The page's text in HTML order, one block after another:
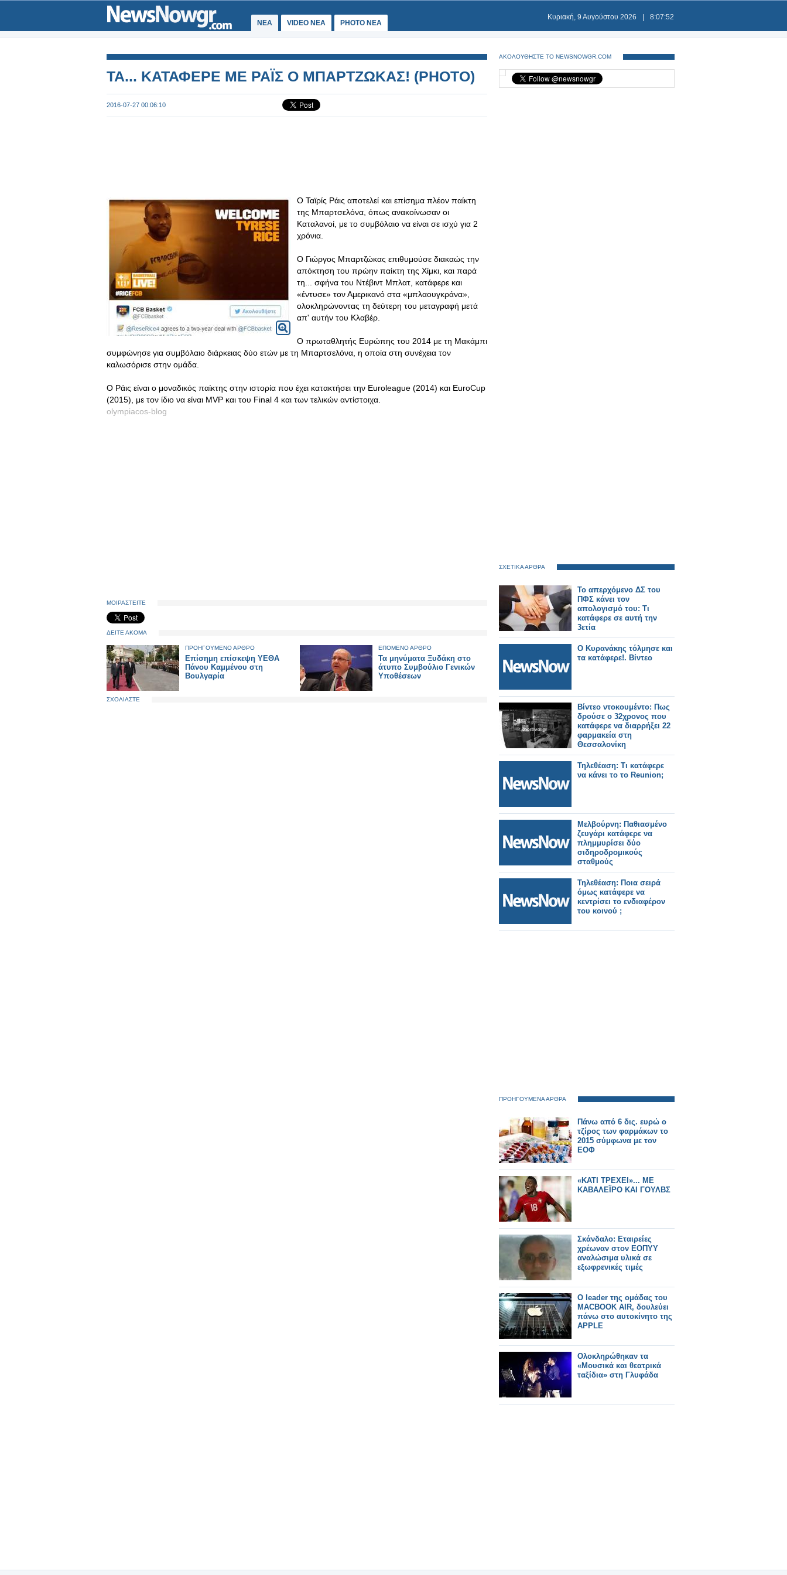
ΝΕΑ VIDEO NEA PHOTO NEA
Κυριακή, 9 Αυγούστου 2026 8:07:52
ΤΑ... ΚΑΤΑΦΕΡΕ ΜΕ ΡΑΪΣ Ο ΜΠΑΡΤΖΩΚΑΣ! (ΡΗΟΤΟ)
2016-07-27 00:06:10
Ο Ταϊρίς Ράις αποτελεί και επίσημα πλέον παίκτη
της Μπαρτσελόνα, όπως ανακοίνωσαν οι
Καταλανοί, με το συμβόλαιο να είναι σε ισχύ για 2
χρόνια.
Ο Γιώργος Μπαρτζώκας επιθυμούσε διακαώς την
απόκτηση του πρώην παίκτη της Χίμκι, και παρά
τη... σφήνα του Ντέβιντ Μπλατ, κατάφερε και
«έντυσε» τον Αμερικανό στα «μπλαουγκράνα»,
ολοκληρώνοντας τη δεύτερη του μεταγραφή μετά
απ' αυτήν του Κλαβέρ.
Ο πρωταθλητής Ευρώπης του 2014 με τη Μακάμπι
συμφώνησε για συμβόλαιο διάρκειας δύο ετών με τη Μπαρτσελόνα, η οποία στη συνέχεια τον
καλωσόρισε στην ομάδα.
Ο Ράις είναι ο μοναδικός παίκτης στην ιστορία που έχει κατακτήσει την Euroleague (2014) και EuroCup
(2015), με τον ίδιο να είναι MVP και του Final 4 και των τελικών αντίστοιχα.
olympiacos-blog
ΜΟΙΡΑΣΤΕΙΤΕ
ΔΕΙΤΕ ΑΚΟΜΑ
ΠΡΟΗΓΟΥΜΕΝΟ ΑΡΘΡΟ
Επίσημη επίσκεψη ΥΕΘΑ
Πάνου Καμμένου στη
Βουλγαρία
ΕΠΟΜΕΝΟ ΑΡΘΡΟ
Τα μηνύματα Ξυδάκη στο
άτυπο Συμβούλιο Γενικών
Υποθέσεων
ΣΧΟΛΙΑΣΤΕ
ΑΚΟΛΟΥΘΗΣΤΕ ΤΟ NEWSNOWGR.COM
ΣΧΕΤΙΚΑ ΑΡΘΡΑ
Το απερχόμενο ΔΣ του
ΠΦΣ κάνει τον
απολογισμό του: Τι
κατάφερε σε αυτή την
3ετία
Ο Κυρανάκης τόλμησε και
τα κατάφερε!. Βίντεο
Βίντεο ντοκουμέντο: Πως
δρούσε ο 32χρονος που
κατάφερε να διαρρήξει 22
φαρμακεία στη
Θεσσαλονίκη
Τηλεθέαση: Τι κατάφερε
να κάνει το το Reunion;
Μελβούρνη: Παθιασμένο
ζευγάρι κατάφερε να
πλημμυρίσει δύο
σιδηροδρομικούς
σταθμούς
Τηλεθέαση: Ποια σειρά
όμως κατάφερε να
κεντρίσει το ενδιαφέρον
του κοινού ;
ΠΡΟΗΓΟΥΜΕΝΑ ΑΡΘΡΑ
Πάνω από 6 δις. ευρώ ο
τζίρος των φαρμάκων το
2015 σύμφωνα με τον
ΕΟΦ
«ΚΑΤΙ ΤΡΕΧΕΙ»... ΜΕ
ΚΑΒΑΛΕΪΡΟ ΚΑΙ ΓΟΥΛΒΣ
Σκάνδαλο: Εταιρείες
χρέωναν στον ΕΟΠΥΥ
αναλώσιμα υλικά σε
εξωφρενικές τιμές
Ο leader της ομάδας του
MACBOOK AIR, δουλεύει
πάνω στο αυτοκίνητο της
APPLE
Ολοκληρώθηκαν τα
«Μουσικά και θεατρικά
ταξίδια» στη Γλυφάδα